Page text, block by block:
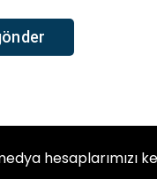
hesaplarımızı